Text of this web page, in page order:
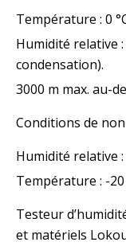
Température : 0
Humidité relative :
condensation).
3000 m max. au-
Conditions de
Humidité relative
Température : -20
Testeur
et matériels